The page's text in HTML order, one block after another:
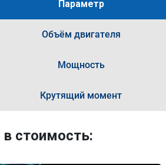
Параметр
Объём двигателя
Мощность
Крутящий момент
стоимость: